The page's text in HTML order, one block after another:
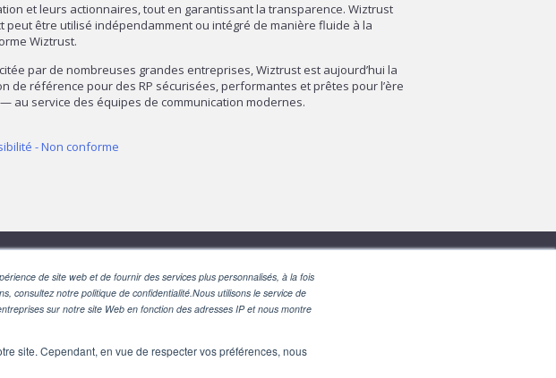
de site web et de fournir des services plus personnalisés, à la fois
consultez notre politique de confidentialité.Nous utilisons le service de
sur notre site Web en fonction des adresses IP et nous montre
site. Cependant, en vue de respecter vos préférences, nous
et leurs actionnaires, tout en garantissant la transparence. Wiztrust
peut être utilisé indépendamment ou intégré de manière fluide à la
Wiztrust.
par de nombreuses grandes entreprises, Wiztrust est aujourd’hui la
de référence pour des RP sécurisées, performantes et prêtes pour l’ère
— au service des équipes de communication modernes.
- Non conforme